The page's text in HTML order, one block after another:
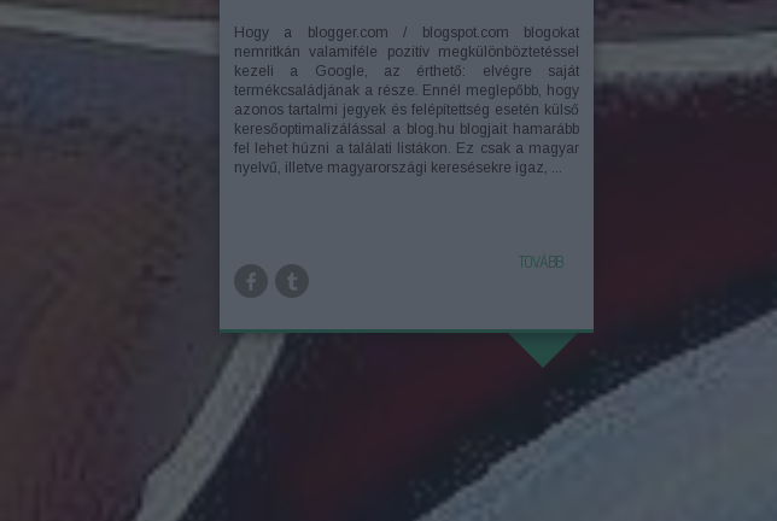
Hogy a blogger.com / blogspot.com blogokat
nemritkán valamiféle pozitív megkülönböztetéssel
kezeli a Google, az érthető: elvégre saját
termékcsaládjának a része. Ennél meglepőbb, hogy
azonos tartalmi jegyek és felépítettség esetén külső
keresőoptimalizálással a blog.hu blogjait hamarább
fel lehet húzni a találati listákon. Ez csak a magyar
nyelvű, illetve magyarországi keresésekre igaz, ...
TOVÁBB